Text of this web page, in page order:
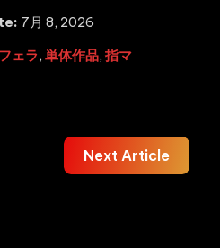
7月 8, 2026
フェラ, 単体作品, 指マ
Next Article